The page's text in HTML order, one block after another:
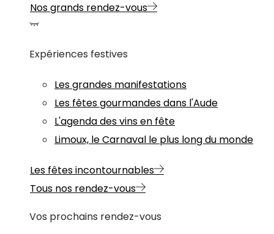
Nos grands rendez-vous
Expériences festives
Les grandes manifestations
Les fêtes gourmandes dans l'Aude
L'agenda des vins en fête
Limoux, le Carnaval le plus long du monde
Les fêtes incontournables
Tous nos rendez-vous
Vos prochains rendez-vous